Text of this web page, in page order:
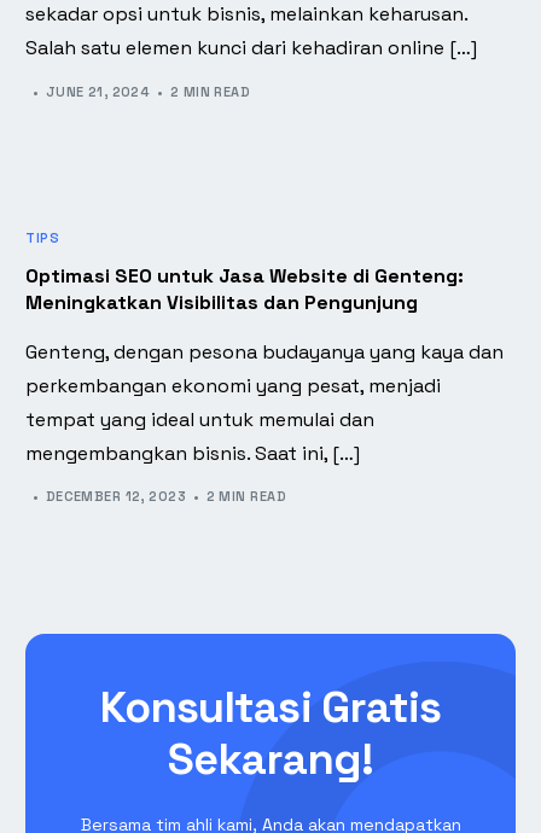
sekadar opsi untuk bisnis, melainkan keharusan.
Salah satu elemen kunci dari kehadiran online […]
JUNE 21, 2024 2 MIN READ
TIPS
Optimasi SEO untuk Jasa Website di Genteng:
Meningkatkan Visibilitas dan Pengunjung
Genteng, dengan pesona budayanya yang kaya dan
perkembangan ekonomi yang pesat, menjadi
tempat yang ideal untuk memulai dan
mengembangkan bisnis. Saat ini, […]
DECEMBER 12, 2023 2 MIN READ
Konsultasi Gratis
Sekarang!
Bersama tim ahli kami, Anda akan mendapatkan